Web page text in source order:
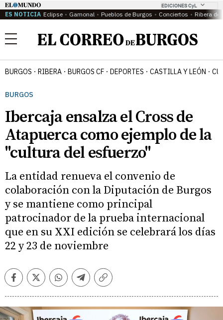
EDICIONES CyL
ES NOTICIA Eclipse Gamonal Pueblos de Burgos Conciertos Ribera del
Menú
BURGOS RIBERA BURGOS CF DEPORTES CASTILLA Y LEÓN
BURGOS
Ibercaja ensalza el Cross de
Atapuerca como ejemplo de la
"cultura del esfuerzo"
La entidad renueva el convenio de
colaboración con la Diputación de Burgos
y se mantiene como principal
patrocinador de la prueba internacional
que en su XXI edición se celebrará los días
22 y 23 de noviembre
FacebookTwitterWhatsappTelegramCopiar